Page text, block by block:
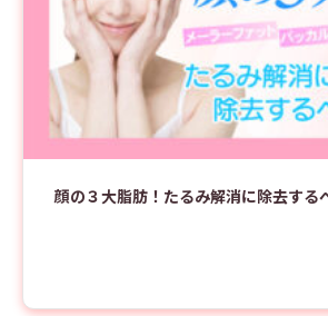
顔の３大脂肪！たるみ解消に除去する